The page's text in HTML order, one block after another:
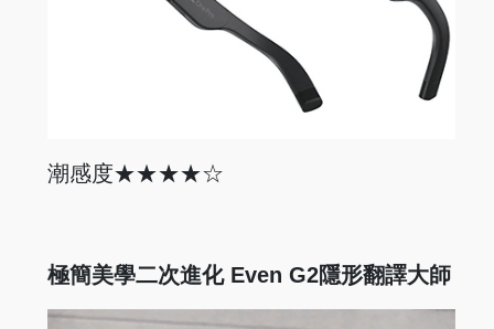
潮感度★★★★☆
極簡美學二次進化 Even G2隱形翻譯大師